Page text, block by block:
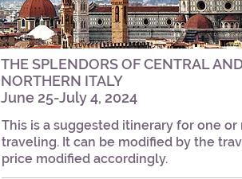
THE SPLENDORS OF CENTRAL
NORTHERN ITALY
June 25-July 4, 2024
This is a suggested itinerary for one
traveling. It can be modified by the
price modified accordingly.